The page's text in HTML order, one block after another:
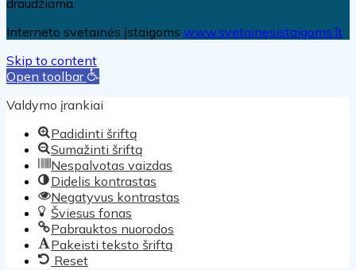
draudžiama.
Interneto svetainės įstaigoms www.svetainesistaigoms.lt
Skip to content
Open toolbar
Valdymo įrankiai
Padidinti šriftą
Sumažinti šriftą
Nespalvotas vaizdas
Didelis kontrastas
Negatyvus kontrastas
Šviesus fonas
Pabrauktos nuorodos
Pakeisti teksto šriftą
Reset